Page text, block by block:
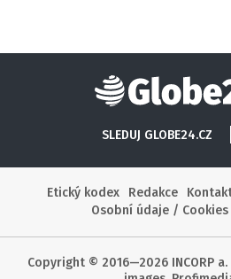
SLEDUJ GLOBE24.CZ
Etický kodex
Redakce
Osobní údaje / Cookies
Copyright © 2016—2026 INCORP a.